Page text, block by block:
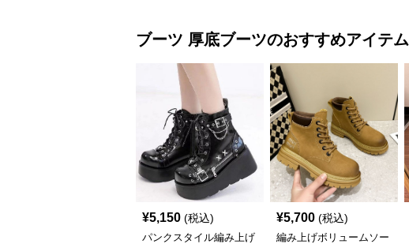
ブーツ 厚底ブーツのおすすめアイテム
¥5,150 (税込)
パンクスタイル編み上げ
¥5,700 (税込)
編み上げボリュームソー